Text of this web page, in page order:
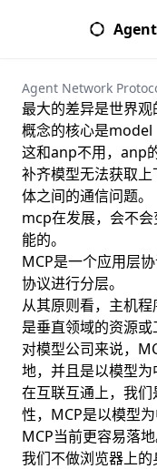
最大的差异是世界观
概念的核心是model
这和anp不用，anp
补齐模型无法获取
体之间的通信问题。
mcp在发展，会不
能的。
MCP是一个应用层
协议进行分层。
从其原则看，主机
是垂直领域的资源或
对模型公司来说，
地，并且是以模型为
在互联互通上，我
性，MCP是以模型为
MCP当前更容易落地
我们不做浏览器上